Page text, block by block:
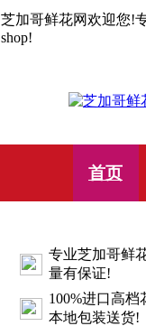
芝加哥鲜花网欢迎您!
shop!
首页
专业芝加哥鲜
量有保证!
100%进口高档
本地包装送货!